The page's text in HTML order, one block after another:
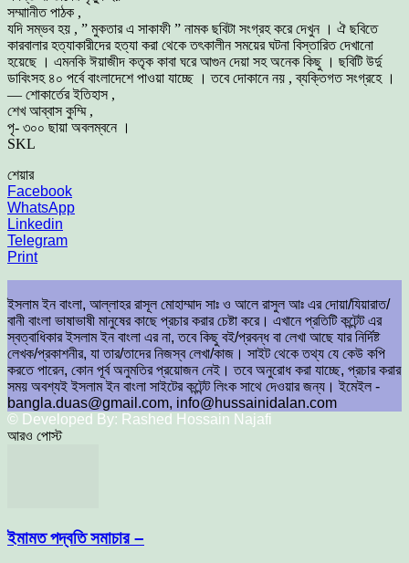
সম্মাানীত পাঠক ,
যদি সম্ভব হয় , ” মুকতার এ সাকাফী ” নামক ছবিটা সংগ্রহ করে দেখুন । ঐ ছবিতে
কারবালার হত্যাকারীদের হত্যা করা থেকে তৎকালীন সময়ের ঘটনা বিস্তারিত দেখানো
হয়েছে । এমনকি ঈয়াজীদ কতৃক কাবা ঘরে আগুন দেয়া সহ অনেক কিছু । ছবিটি উর্দু
ডাবিংসহ ৪০ পর্বে বাংলাদেশে পাওয়া যাচ্ছে । তবে দোকানে নয় , ব্যক্তিগত সংগ্রহে ।
— শোকার্তের ইতিহাস ,
শেখ আব্বাস কুম্মি ,
পৃ- ৩০০ ছায়া অবলম্বনে ।
SKL
শেয়ার
Facebook
WhatsApp
Linkedin
Telegram
Print
ইসলাম ইন বাংলা, আল্লাহর রাসূল মোহাম্মাদ সাঃ ও আলে রাসুল আঃ এর দোয়া/যিয়ারাত/
বানী বাংলা ভাষাভাষী মানুষের কাছে প্রচার করার চেষ্টা করে। এখানে প্রতিটি কন্টেন্ট এর
স্বত্বাধিকার ইসলাম ইন বাংলা এর না, তবে কিছু বই/প্রবন্ধ বা লেখা আছে যার নির্দিষ্ট
লেখক/প্রকাশনীর, যা তার/তাদের নিজস্ব লেখা/কাজ। সাইট থেকে তথ্য যে কেউ কপি
করতে পারেন, কোন পূর্ব অনুমতির প্রয়োজন নেই। তবে অনুরোধ করা যাচ্ছে, প্রচার করার
সময় অবশ্যই ইসলাম ইন বাংলা সাইটের কন্টেন্ট লিংক সাথে দেওয়ার জন্য। ইমেইল -
bangla.duas@gmail.com, info@hussainidalan.com
© Developed By: Rashed Hossain Najafi
আরও পোস্ট
ইমামত পদ্বতি সমাচার –